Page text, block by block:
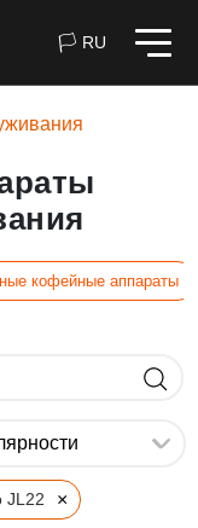
🏳 RU
кофейные аппараты
JL22 ×